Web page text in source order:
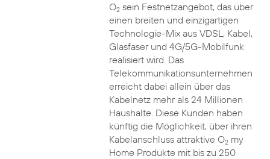
O2sein Festnetzangebot, das über
einen breiten und einzigartigen
Technologie-Mix aus VDSL, Kabel,
Glasfaser und 4G/5G-Mobilfunk
realisiert wird. Das
Telekommunikationsunternehmen
erreicht dabei allein über das
Kabelnetz mehr als 24 Millionen
Haushalte. Diese Kunden haben
künftig die Möglichkeit, über ihren
Kabelanschluss attraktive O2my
Home Produkte mit bis zu 250